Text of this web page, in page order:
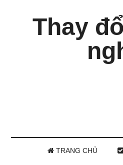
Thay
TRANG CHỦ